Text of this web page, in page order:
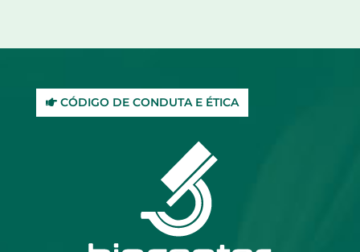
CÓDIGO DE CONDUTA E ÉTICA